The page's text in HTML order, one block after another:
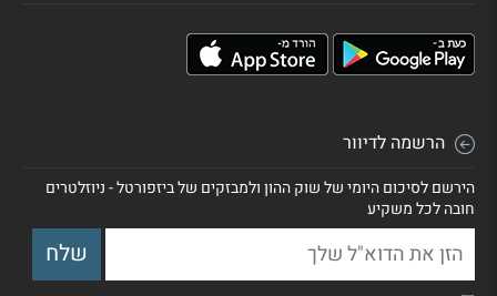
הרשמה לדיוור
הירשם לסיכום היומי של שוק ההון ולמבזקים של ביזפורטל - ניוזלטרים
חובה לכל משקיע